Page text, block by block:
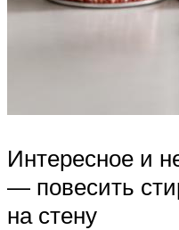
Интересное и
— повесить
на стену